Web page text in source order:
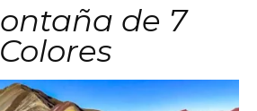
de 7
Colores